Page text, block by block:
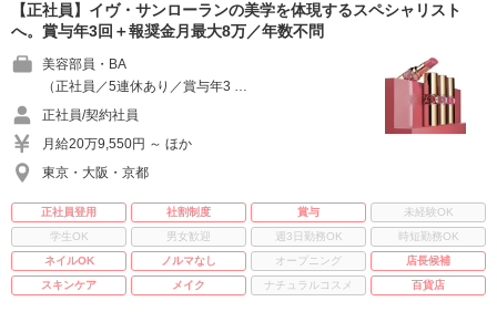
【正社員】イヴ・サンローランの美学を体現するスペシャリスト
へ。賞与年3回＋報奨金月最大8万／年数不問
美容部員・BA
（正社員／5連休あり／賞与年3 …
正社員/契約社員
月給20万9,550円 ～ ほか
東京・大阪・京都
正社員登用 社割制度 賞与
未経験OK
学生OK
男女歓迎 週3日勤務OK
時短勤務OK
ネイルOK
ノルマなし オープニング
店長候補
スキンケア
メイク ナチュラルコスメ 百貨店